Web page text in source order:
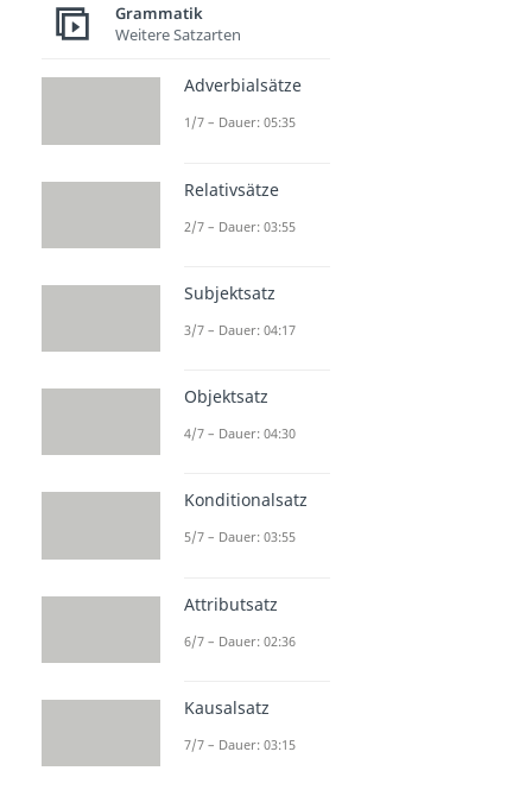
Grammatik
Weitere Satzarten
Adverbialsätze
1/7 – Dauer: 05:35
Relativsätze
2/7 – Dauer: 03:55
Subjektsatz
3/7 – Dauer: 04:17
Objektsatz
4/7 – Dauer: 04:30
Konditionalsatz
5/7 – Dauer: 03:55
Attributsatz
6/7 – Dauer: 02:36
Kausalsatz
7/7 – Dauer: 03:15